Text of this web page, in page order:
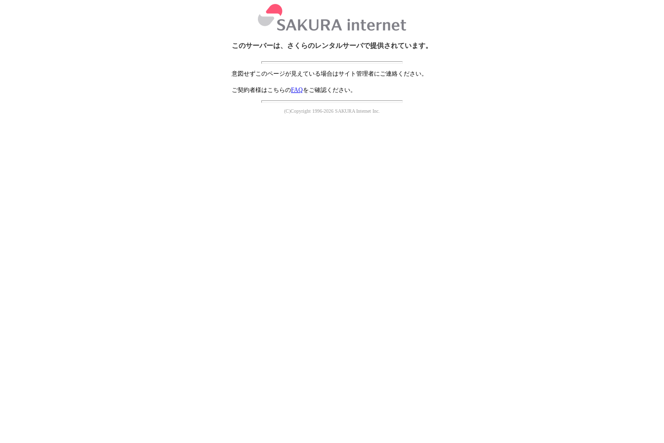
このサーバーは、さくらのレンタルサーバで提供されています。
意図せずこのページが見えている場合はサイト管理者にご連絡ください。
ご契約者様はこちらのFAQをご確認ください。
(C)Copyright 1996-2026 SAKURA Internet Inc.